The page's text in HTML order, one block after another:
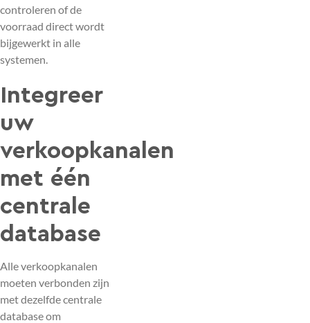
controleren of de
voorraad direct wordt
bijgewerkt in alle
systemen.
Integreer
uw
verkoopkanalen
met één
centrale
database
Alle verkoopkanalen
moeten verbonden zijn
met dezelfde centrale
database om